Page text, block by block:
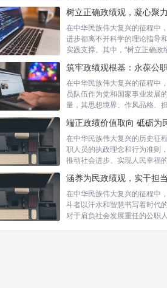
在中华民族伟大复兴的征程中
进步都离不开科学的理论指导
实践支撑。其中，“树立正确政
在中华民族伟大复兴的征程中
员队伍作为党和国家事业发展
量，其思想境界、作风品格、
在中华民族伟大复兴的历史征
职人员的执政理念和行为准则
推动社会进步、实现人民幸福
在中华民族伟大复兴的征程中
斗者以汗水和智慧书写着时代的
对于肩负社会发展重任的公职